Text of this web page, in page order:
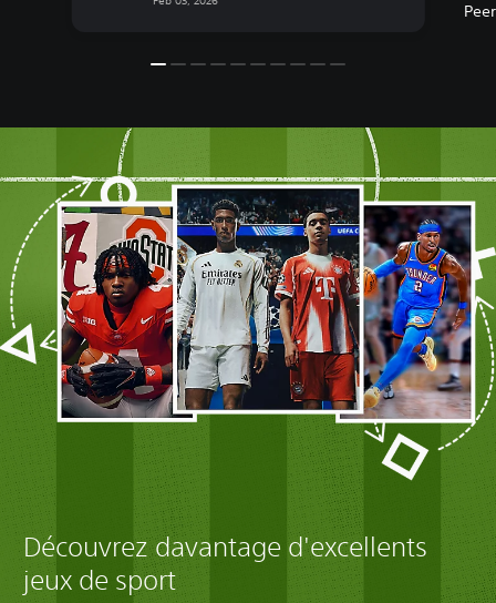
Découvrez davantage d'excellents
jeux de sport